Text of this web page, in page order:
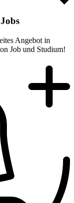
Angebot in
Job und Studium!